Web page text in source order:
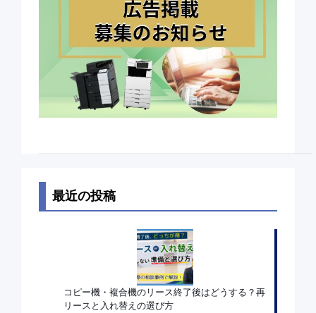
最近の投稿
コピー機・複合機のリース終了後はどうする？再
リースと入れ替えの選び方